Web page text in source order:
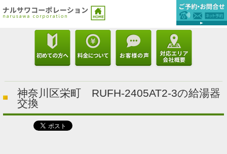
神奈川区栄町 RUFH-2405AT2-3の給湯器
交換